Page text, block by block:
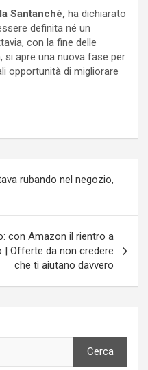
Santanchè, ha dichiarato
definita né un
con la fine delle
si apre una nuova fase per
opportunità di migliorare
rubando nel negozio,
con Amazon il rientro a
Offerte da non credere
che ti aiutano davvero
Cerca